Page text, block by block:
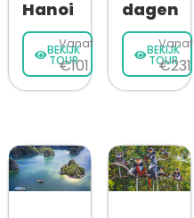
Hanoi
BEKIJK
TOUR
Vanaf
€101
dagen
BEKIJK
TOUR
Vanaf
€231